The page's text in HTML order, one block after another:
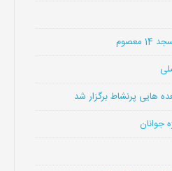
هایی پرنشاط برگزار شد
جوانان